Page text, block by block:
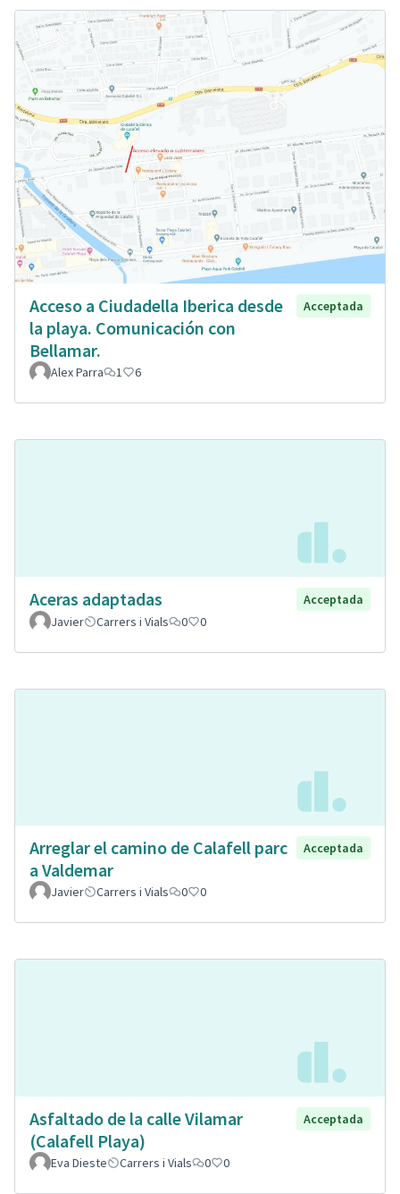
Acceso a Ciudadella Iberica desde
la playa. Comunicación con
Bellamar.
Acceptada
Alex Parra 1 6
Aceras adaptadas
Acceptada
Javier
Carrers i Vials 0 0
Arreglar el camino de Calafell parc
a Valdemar
Acceptada
Javier Carrers i Vials 0 0
Asfaltado de la calle Vilamar
(Calafell Playa)
Acceptada
Eva Dieste Carrers i Vials 0 0